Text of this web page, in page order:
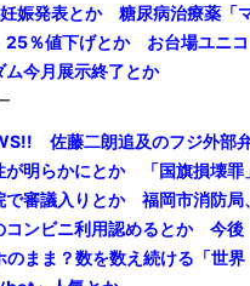
娠発表とか 糖尿病治療薬「
25％値下げとか お台場ユニコ
ム今月展示終了とか
佐藤二朗追及のフジ外部
が明らかにとか 「国旗損壊罪
で審議入りとか 福岡市消防局、
コンビニ利用認めるとか 今後
のまま？数を数え続ける「世界